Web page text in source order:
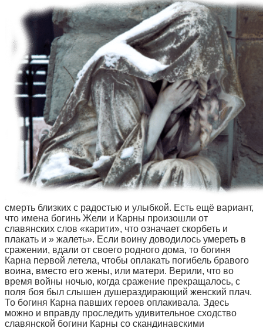
смерть близких с радостью и улыбкой. Есть ещё вариант,
что имена богинь Жели и Карны произошли от
славянских слов «карити», что означает скорбеть и
плакать и » жалеть». Если воину доводилось умереть в
сражении, вдали от своего родного дома, то богиня
Карна первой летела, чтобы оплакать погибель бравого
воина, вместо его жены, или матери. Верили, что во
время войны ночью, когда сражение прекращалось, с
поля боя был слышен душераздирающий женский плач.
То богиня Карна павших героев оплакивала. Здесь
можно и вправду проследить удивительное сходство
славянской богини Карны со скандинавскими